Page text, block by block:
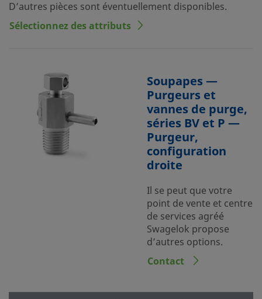
D’autres pièces sont éventuellement disponibles.
Sélectionnez des attributs
Soupapes —
Purgeurs et
vannes de purge,
séries BV et P —
Purgeur,
configuration
droite
Il se peut que votre
point de vente et centre
de services agréé
Swagelok propose
d’autres options.
Contact